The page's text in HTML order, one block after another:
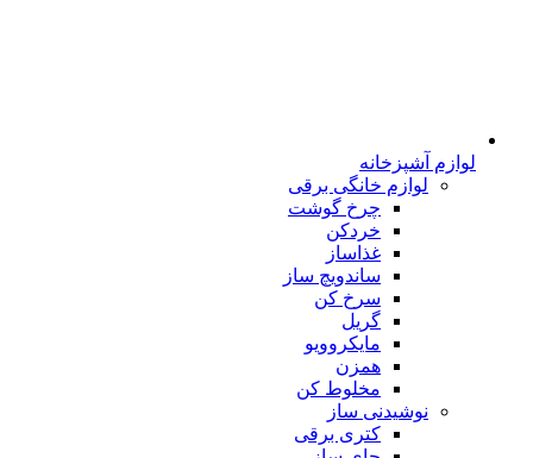
لوازم آشپزخانه
لوازم خانگی برقی
چرخ گوشت
خردکن
غذاساز
ساندویچ ساز
سرخ کن
گریل
مایکروویو
همزن
مخلوط کن
نوشیدنی ساز
کتری برقی